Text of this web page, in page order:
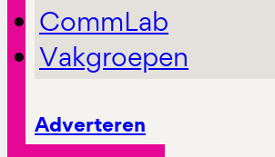
CommLab
Vakgroepen
Adverteren